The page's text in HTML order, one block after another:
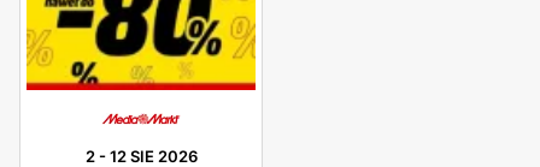
2-12 SIE 2026